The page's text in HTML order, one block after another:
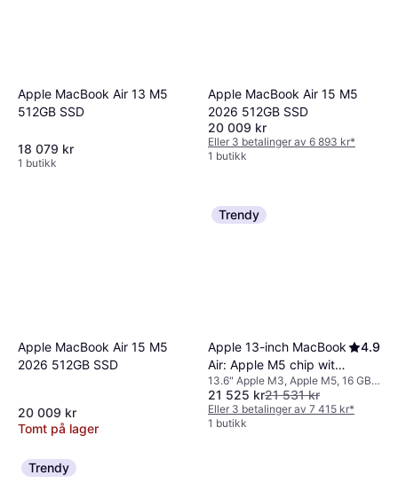
Apple MacBook Air 13 M5
512GB SSD
18 079 kr
1 butikk
Apple MacBook Air 15 M5
2026 512GB SSD
20 009 kr
Eller 3 betalinger av 6 893 kr*
1 butikk
Apple MacBook Air 15 M5
2026 512GB SSD
20 009 kr
Tomt på lager
Trendy
Apple 13-inch MacBook
Air: Apple M5 chip with
10-core CPU and 10-
core GPU, 16GB, 1TB
SSD - Starlight (Danish
4.9
13.6" Apple M3, Apple M5, 16 GB
RAM, 1 TB SSD
21 525 kr21 531 kr
Eller 3 betalinger av 7 415 kr*
1 butikk
Trendy